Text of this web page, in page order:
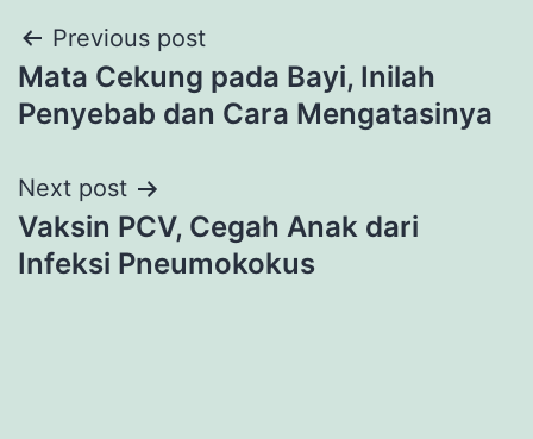
Post
navigation
Previous post
Mata Cekung pada Bayi, Inilah
Penyebab dan Cara Mengatasinya
Next post
Vaksin PCV, Cegah Anak dari
Infeksi Pneumokokus